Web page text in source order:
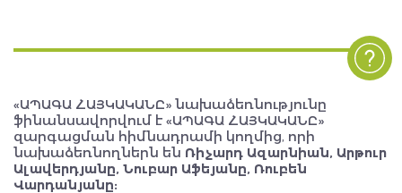
«ԱՊԱԳԱ ՀԱՅԿԱԿԱՆԸ» նախաձեռնությունը
ֆինանսավորվում է «ԱՊԱԳԱ ՀԱՅԿԱԿԱՆԸ»
զարգացման հիմնադրամի կողմից, որի
նախաձեռնողներն են Ռիչարդ Ազարնիան, Արթուր
Ալավերդյանը, Նուբար Աֆեյանը, Ռուբեն
Վարդանյանը: